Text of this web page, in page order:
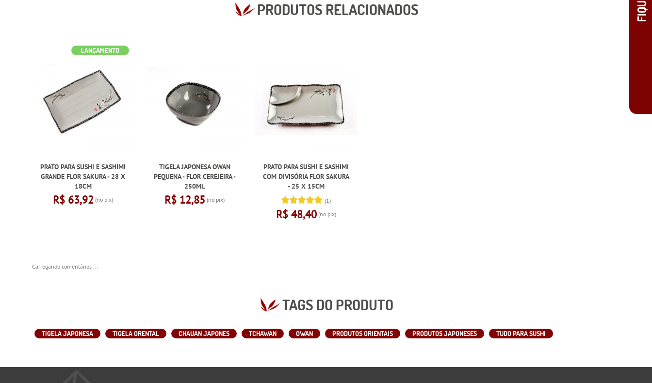
PRODUTOS RELACIONADOS
LANÇAMENTO
PRATO PARA SUSHI E SASHIMI
GRANDE FLOR SAKURA - 28 X
18CM
R$ 63,92 (no pix)
TIGELA JAPONESA OWAN
PEQUENA - FLOR CEREJEIRA -
250ML
R$ 12,85 (no pix)
PRATO PARA SUSHI E SASHIMI
COM DIVISÓRIA FLOR SAKURA
- 25 X 15CM
(1)
R$ 48,40 (no pix)
Carregando comentários ...
TAGS DO PRODUTO
TIGELA JAPONESA TIGELA ORENTAL CHAUAN JAPONES TCHAWAN OWAN PRODUTOS ORIENTAIS PRODUTOS JAPONESES TUDO PARA SUSHI